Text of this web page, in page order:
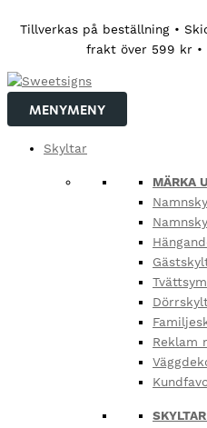
Tillverkas på beställning •
frakt över 599 kr •
MENYMENY
Skyltar
MÄRKA
Reklam